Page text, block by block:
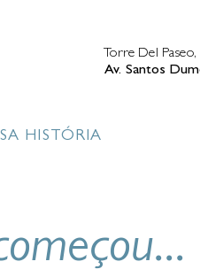
Torre Del Paseo,
Av. Santos
HISTÓRIA